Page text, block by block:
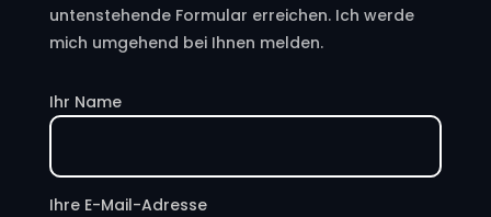
untenstehende Formular erreichen. Ich werde
mich umgehend bei Ihnen melden.
Ihr Name
Ihre E-Mail-Adresse